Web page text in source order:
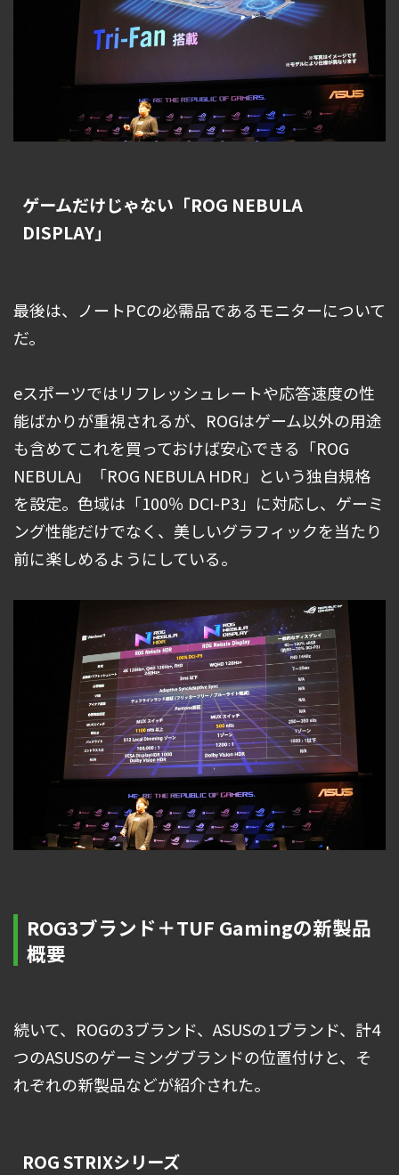
ゲームだけじゃない「ROG NEBULA
DISPLAY」
最後は、ノートPCの必需品であるモニターについて
だ。
eスポーツではリフレッシュレートや応答速度の性
能ばかりが重視されるが、ROGはゲーム以外の用途
も含めてこれを買っておけば安心できる「ROG
NEBULA」「ROG NEBULA HDR」という独自規格
を設定。色域は「100％ DCI-P3」に対応し、ゲーミ
ング性能だけでなく、美しいグラフィックを当たり
前に楽しめるようにしている。
ROG3ブランド＋TUF Gamingの新製品
概要
続いて、ROGの3ブランド、ASUSの1ブランド、計4
つのASUSのゲーミングブランドの位置付けと、そ
れぞれの新製品などが紹介された。
ROG STRIXシリーズ